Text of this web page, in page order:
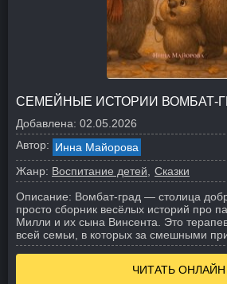
СЕМЕЙНЫЕ ИСТОРИИ ВОМБАТ-
Добавлена: 02.05.2026
Автор: Инна Майорова
Жанр: Воспитание детей
Сказки
Описание: Вомбат-град — столица
просто сборник весёлых историй про
Милли и их сына Винсента. Это
всей семьи, в которых за смешными
ЧИТАТЬ ОНЛАЙН